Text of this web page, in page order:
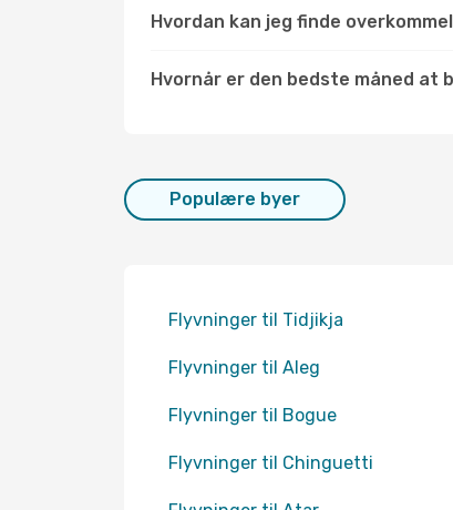
Hvordan kan jeg finde
Hvornår er den bedste måned at
Populære byer
Flyvninger til Tidjikja
Flyvninger til Aleg
Flyvninger til Bogue
Flyvninger til Chinguetti